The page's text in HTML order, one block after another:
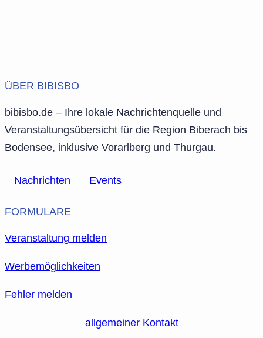
ÜBER BIBISBO
bibisbo.de – Ihre lokale Nachrichtenquelle und
Veranstaltungsübersicht für die Region Biberach bis
Bodensee, inklusive Vorarlberg und Thurgau.
Nachrichten Events
FORMULARE
Veranstaltung melden
Werbemöglichkeiten
Fehler melden
allgemeiner Kontakt